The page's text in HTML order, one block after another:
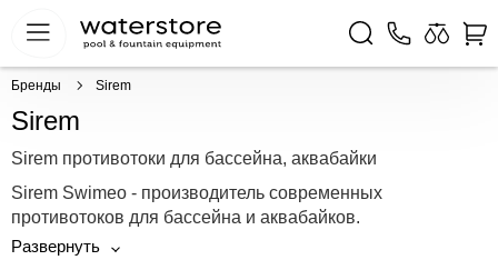
Бренды Sirem
Sirem
Sirem противотоки для бассейна, аквабайки
Sirem Swimeo - производитель современных
противотоков для бассейна и аквабайков.